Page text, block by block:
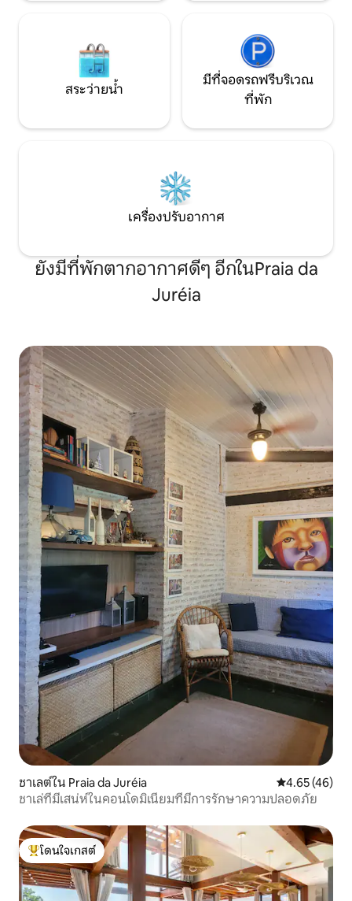
สระว่ายน้ำ
มีที่จอดรถฟรีบริเวณ
ที่พัก
เครื่องปรับอากาศ
ยังมีที่พักตากอากาศดีๆ อีกในPraia da
Juréia
ชาเลต์ใน Praia da Juréia คะแนนเฉลี่ย
4.65 (46)
ชาเล่ที่มีเสน่ห์ในคอนโดมิเนียมที่มีการรักษาความปลอดภัย
โดนใจเกสต์ที่สุด
โดนใจเกสต์